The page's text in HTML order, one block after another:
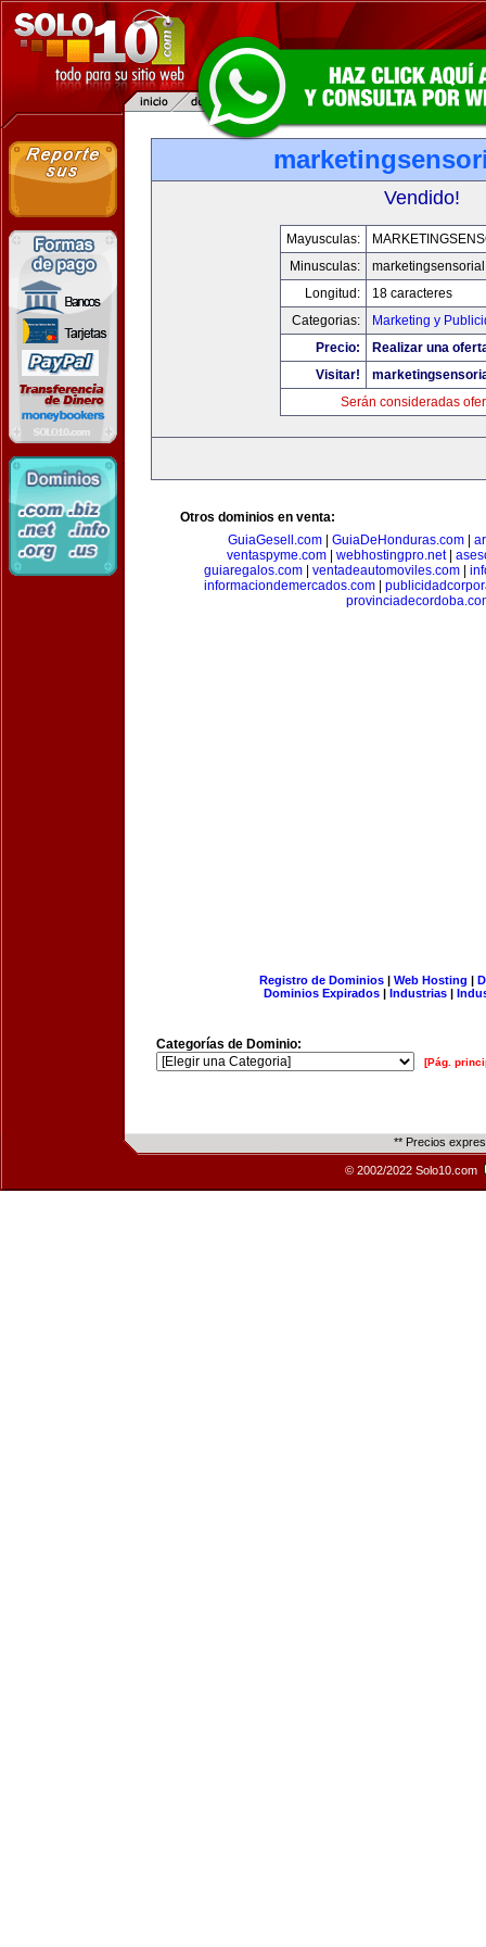
Vendido!
Mayusculas:
Minusculas:
Longitud:
18 caracteres
Categorias:
Marketing y
Precio:
Realizar una
Visitar!
Serán consideradas
Otros dominios en venta:
GuiaGesell.com| GuiaDeHonduras.com|
ventaspyme.com
webhostingpro.net|
guiaregalos.com| ventadeautomoviles.com|
informaciondemercados.com|
Registro de Dominios| Web Hosting |
Dominios Expirados | Industrias |
Categorías de Dominio:
[Pág.
** Precios
© 2002/2022 Solo10.com